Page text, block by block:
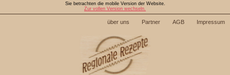
Sie betrachten die mobile Version der Website.
Zur vollen Version wechseln.
über uns Partner AGB Impressum